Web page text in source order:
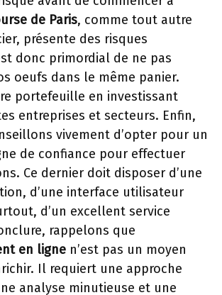
de Paris, comme tout autre
présente des risques
donc primordial de ne pas
oeufs dans le même panier.
portefeuille en investissant
entreprises et secteurs. Enfin,
vivement d’opter pour un
de confiance pour effectuer
Ce dernier doit disposer d’une
d’une interface utilisateur
d’un excellent service
rappelons que
en ligne n’est pas un moyen
Il requiert une approche
analyse minutieuse et une